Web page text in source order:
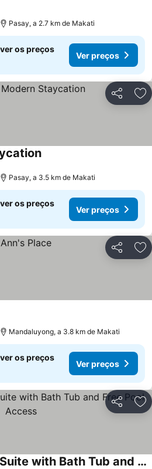
Pasay, a 2.7 km de Makati
os preços
Ver preços
Partilhar
Pasay, a 3.5 km de Makati
os preços
Ver preços
Partilhar
Mandaluyong, a 3.8 km de Makati
os preços
Ver preços
Partilhar
Cozy Private Hotel Suite with Bath Tub and Free Pool Access